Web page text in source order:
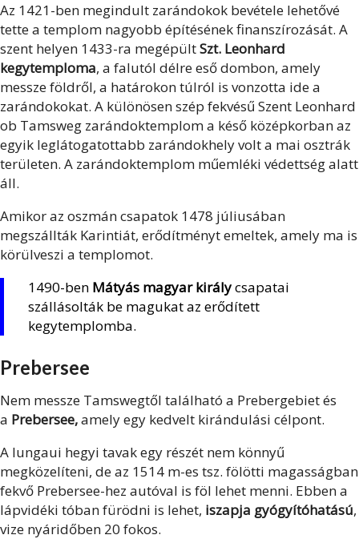
Az 1421-ben megindult zarándokok bevétele lehetővé
tette a templom nagyobb építésének finanszírozását. A
szent helyen 1433-ra megépültSzt. Leonhard
kegytemploma, a falutól délre eső dombon, amely
messze földről, a határokon túlról is vonzotta ide a
zarándokokat. A különösen szép fekvésű Szent Leonhard
ob Tamsweg zarándoktemplom a késő középkorban az
egyik leglátogatottabb zarándokhely volt a mai osztrák
területen. A zarándoktemplom műemléki védettség alatt
áll.
Amikor az oszmán csapatok 1478 júliusában
megszállták Karintiát, erődítményt emeltek, amely ma is
körülveszi a templomot.
1490-ben Mátyás magyar királycsapatai
szállásolták be magukat az erődített
kegytemplomba.
Prebersee
Nem messze Tamswegtől található a Prebergebiet és
a Prebersee,amely egy kedvelt kirándulási célpont.
A lungaui hegyi tavak egy részét nem könnyű
megközelíteni, de az 1514 m-es tsz. fölötti magasságban
fekvő Prebersee-hez autóval is föl lehet menni. Ebben a
lápvidéki tóban fürödni is lehet, iszapja gyógyítóhatású,
vize nyáridőben 20 fokos.